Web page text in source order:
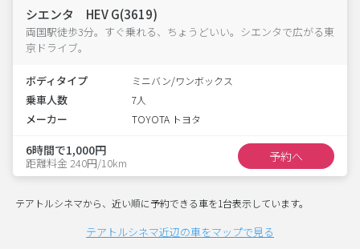
シエンタ HEV G(3619)
両国駅徒歩3分。すぐ乗れる、ちょうどいい。シエンタで広がる東
京ドライブ。
ボディタイプ ミニバン/ワンボックス
乗車人数 7人
メーカー TOYOTA トヨタ
6時間で1,000円
距離料金 240円/10km 予約へ
テアトルシネマから、近い順に予約できる車を1台表示しています。
テアトルシネマ近辺の車をマップで見る